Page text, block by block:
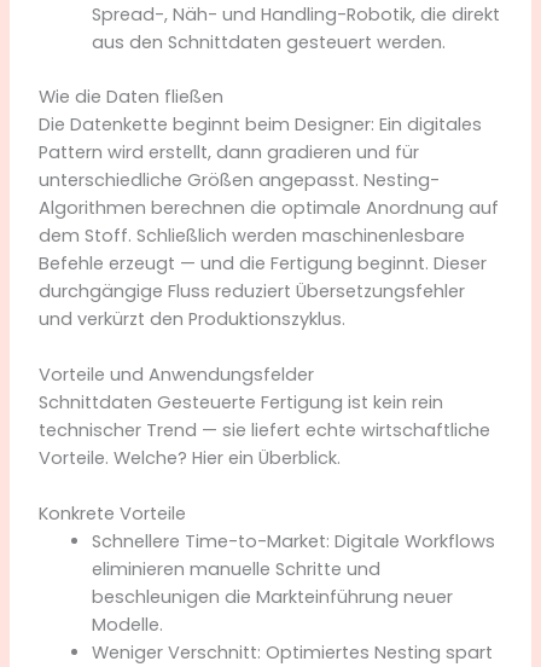
Spread-, Näh- und Handling-Robotik, die direkt
aus den Schnittdaten gesteuert werden.
Wie die Daten fließen
Die Datenkette beginnt beim Designer: Ein digitales
Pattern wird erstellt, dann gradieren und für
unterschiedliche Größen angepasst. Nesting-
Algorithmen berechnen die optimale Anordnung auf
dem Stoff. Schließlich werden maschinenlesbare
Befehle erzeugt — und die Fertigung beginnt. Dieser
durchgängige Fluss reduziert Übersetzungsfehler
und verkürzt den Produktionszyklus.
Vorteile und Anwendungsfelder
Schnittdaten Gesteuerte Fertigung ist kein rein
technischer Trend — sie liefert echte wirtschaftliche
Vorteile. Welche? Hier ein Überblick.
Konkrete Vorteile
Schnellere Time-to-Market: Digitale Workflows
eliminieren manuelle Schritte und
beschleunigen die Markteinführung neuer
Modelle.
Weniger Verschnitt: Optimiertes Nesting spart